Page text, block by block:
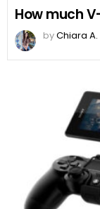
How much
byChiara A.